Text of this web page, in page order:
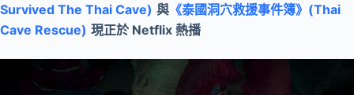
Survived The Thai Cave) 與 《泰國洞穴救援事件簿》(Thai
Cave Rescue) 現正於 Netflix 熱播